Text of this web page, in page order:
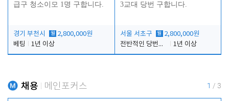
급구 청소이모 1명 구합니다.
경기 부천시 월 2,800,000원
베팅
1년 이상
3교대 당번 구합니다.
서울 서초구 월 2,800,000원
전반적인 당번업무
1년 이상
채용 메인포커스 1 / 3